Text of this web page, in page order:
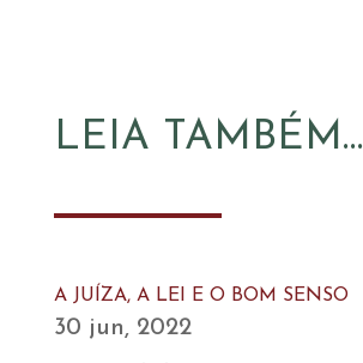
LEIA TAMBÉM…
A JUÍZA, A LEI E O BOM SENSO
30 jun, 2022